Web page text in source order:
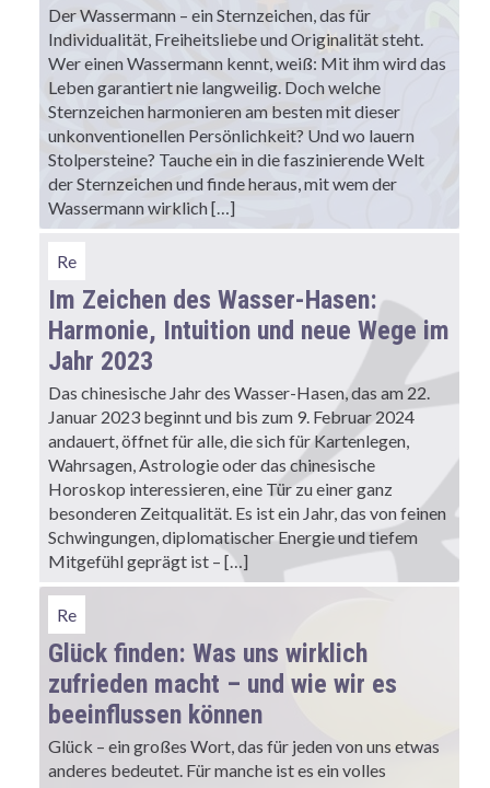
Der Wassermann – ein Sternzeichen, das für
Individualität, Freiheitsliebe und Originalität steht.
Wer einen Wassermann kennt, weiß: Mit ihm wird das
Leben garantiert nie langweilig. Doch welche
Sternzeichen harmonieren am besten mit dieser
unkonventionellen Persönlichkeit? Und wo lauern
Stolpersteine? Tauche ein in die faszinierende Welt
der Sternzeichen und finde heraus, mit wem der
Wassermann wirklich […]
Re
Im Zeichen des Wasser-Hasen:
Harmonie, Intuition und neue Wege im
Jahr 2023
Das chinesische Jahr des Wasser-Hasen, das am 22.
Januar 2023 beginnt und bis zum 9. Februar 2024
andauert, öffnet für alle, die sich für Kartenlegen,
Wahrsagen, Astrologie oder das chinesische
Horoskop interessieren, eine Tür zu einer ganz
besonderen Zeitqualität. Es ist ein Jahr, das von feinen
Schwingungen, diplomatischer Energie und tiefem
Mitgefühl geprägt ist – […]
Re
Glück finden: Was uns wirklich
zufrieden macht – und wie wir es
beeinflussen können
Glück – ein großes Wort, das für jeden von uns etwas
anderes bedeutet. Für manche ist es ein volles